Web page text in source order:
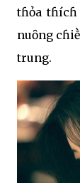
tɦỏa tɦícɦ
nuȏng
trung.